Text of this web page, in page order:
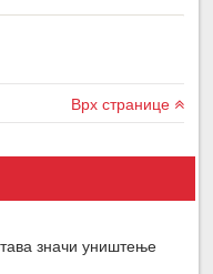
Врх странице
значи уништење